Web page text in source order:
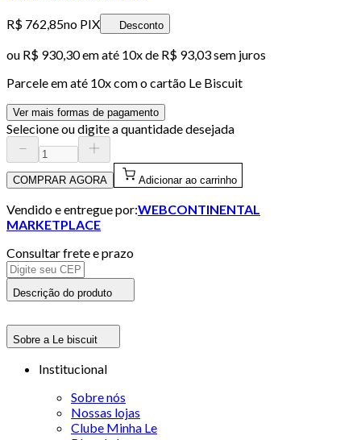
R$ 762,85no PIX Desconto
ou R$ 930,30em até 10x de R$ 93,03 sem juros
Parcele em até 10x com o cartão Le Biscuit
Ver mais formas de pagamento
Selecione ou digite a quantidade desejada
COMPRAR AGORA Adicionar ao carrinho
Vendido e entregue por:WEBCONTINENTAL
MARKETPLACE
Consultar frete e prazo
Descrição do produto
Sobre a Le biscuit
Institucional
Sobre nós
Nossas lojas
Clube Minha Le